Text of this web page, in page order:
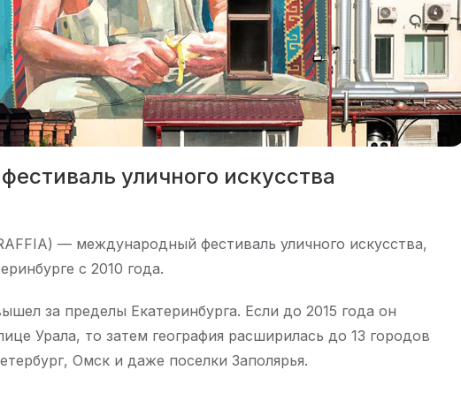
уличного искусства
— международный фестиваль уличного искусства,
с 2010 года.
за пределы Екатеринбурга. Если до 2015 года он
Урала, то затем география расширилась до 13 городов
Омск и даже поселки Заполярья.